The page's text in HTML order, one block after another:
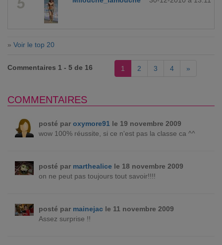
» Voir le top 20
Commentaires 1 - 5 de 16 1 2 3 4 »
COMMENTAIRES
posté par oxymore91 le 19 novembre 2009
wow 100% réussite, si ce n'est pas la classe ca ^^
posté par marthealicele 18 novembre 2009
on ne peut pas toujours tout savoir!!!!
posté par mainejacle 11 novembre 2009
Assez surprise !!